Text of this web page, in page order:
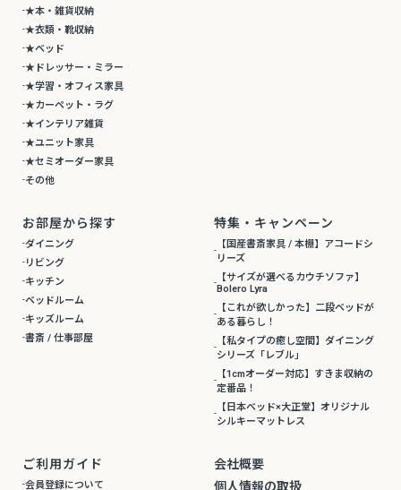
★本・雑貨収納
★衣類・靴収納
★ベッド
★ドレッサー・ミラー
★学習・オフィス家具
★カーペット・ラグ
★インテリア雑貨
★ユニット家具
★セミオーダー家具
その他
お部屋から探す
ダイニング
リビング
キッチン
ベッドルーム
キッズルーム
書斎 / 仕事部屋
特集・キャンペーン
【国産書斎家具 / 本棚】アコードシ
リーズ
【サイズが選べるカウチソファ】
Bolero Lyra
【これが欲しかった】二段ベッドが
ある暮らし！
【私タイプの癒し空間】ダイニング
シリーズ「レブル」
【1cmオーダー対応】すきま収納の
定番品！
【日本ベッド×大正堂】オリジナル
シルキーマットレス
ご利用ガイド
会員登録について
会社概要
個人情報の取扱